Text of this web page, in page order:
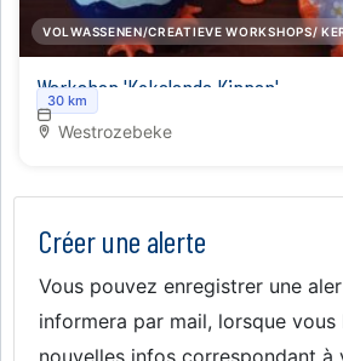
VOLWASSENEN/CREATIEVE WORKSHOPS/
Workshop 'Kakelende Kippen'
30 km
Westrozebeke
Créer une alerte
Vous pouvez enregistrer une
informera par mail, lorsque vous
nouvelles infos correspondant à